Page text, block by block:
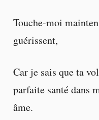
Touche-moi
guérissent,
Car je sais que ta
parfaite santé dans
âme.